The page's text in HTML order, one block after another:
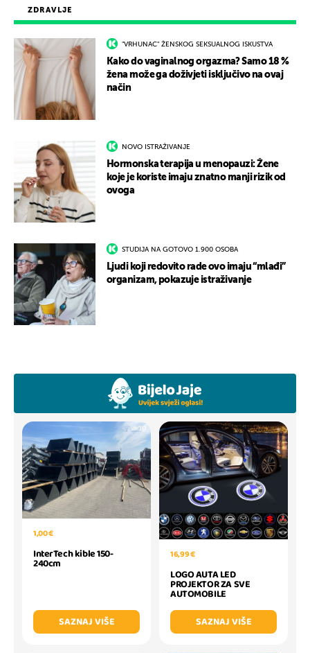
ZDRAVLJE
"VRHUNAC" ŽENSKOG SEKSUALNOG ISKUSTVA
Kako do vaginalnog orgazma? Samo 18 %
žena može ga doživjeti isključivo na ovaj
način
NOVO ISTRAŽIVANJE
Hormonska terapija u menopauzi: Žene
koje je koriste imaju znatno manji rizik od
ovoga
STUDIJA NA GOTOVO 1.900 OSOBA
Ljudi koji redovito rade ovo imaju “mlađi”
organizam, pokazuje istraživanje
1,00 €
InterTech kible 150-
240cm
SAZNAJ VIŠE
16,99 €
LOGO AUTA LED
PROJEKTOR ZA SVE
AUTOMOBILE
SAZNAJ VIŠE